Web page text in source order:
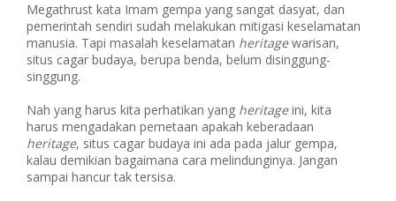
Megathrust kata Imam gempa yang sangat dasyat, dan
pemerintah sendiri sudah melakukan mitigasi keselamatan
manusia. Tapi masalah keselamatan heritagewarisan,
situs cagar budaya, berupa benda, belum disinggung-
singgung.
Nah yang harus kita perhatikan yang heritageini, kita
harus mengadakan pemetaan apakah keberadaan
heritage, situs cagar budaya ini ada pada jalur gempa,
kalau demikian bagaimana cara melindunginya. Jangan
sampai hancur tak tersisa.